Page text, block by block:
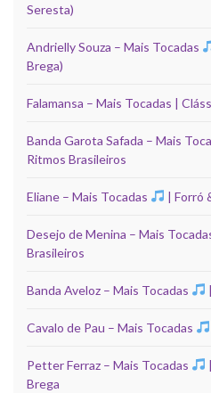
Seresta)
Andrielly Souza – Mais Tocadas
Brega)
Falamansa – Mais Tocadas |
Banda Garota Safada – Mais
Ritmos Brasileiros
Eliane – Mais Tocadas | Forró
Desejo de Menina – Mais
Brasileiros
Banda Aveloz – Mais Tocadas
Cavalo de Pau – Mais Tocadas
Petter Ferraz – Mais Tocadas
Brega